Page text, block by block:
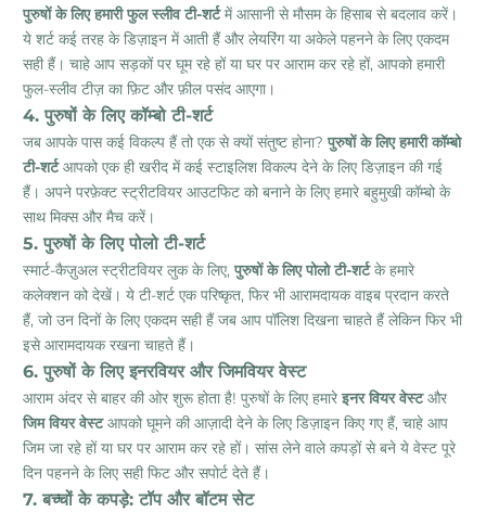
पुरुषों के लिए हमारी फुल स्लीव टी-शर्टमें आसानी से मौसम के हिसाब से बदलाव करें।
ये शर्ट कई तरह के डिज़ाइन में आती हैं और लेयरिंग या अकेले पहनने के लिए एकदम
सही हैं। चाहे आप सड़कों पर घूम रहे हों या घर पर आराम कर रहे हों, आपको हमारी
फुल-स्लीव टीज़ का फ़िट और फ़ील पसंद आएगा।
4. पुरुषों के लिए कॉम्बो टी-शर्ट
जब आपके पास कई विकल्प हैं तो एक से क्यों संतुष्ट होना? पुरुषों के लिए हमारी कॉम्बो
टी-शर्टआपको एक ही खरीद में कई स्टाइलिश विकल्प देने के लिए डिज़ाइन की गई
हैं। अपने परफ़ेक्ट स्ट्रीटवियर आउटफिट को बनाने के लिए हमारे बहुमुखी कॉम्बो के
साथ मिक्स और मैच करें।
5. पुरुषों के लिए पोलो टी-शर्ट
स्मार्ट-कैज़ुअल स्ट्रीटवियर लुक के लिए, पुरुषों के लिए पोलो टी-शर्टके हमारे
कलेक्शन को देखें। ये टी-शर्ट एक परिष्कृत, फिर भी आरामदायक वाइब प्रदान करते
हैं, जो उन दिनों के लिए एकदम सही हैं जब आप पॉलिश दिखना चाहते हैं लेकिन फिर भी
इसे आरामदायक रखना चाहते हैं।
6. पुरुषों के लिए इनरवियर और जिमवियर वेस्ट
आराम अंदर से बाहर की ओर शुरू होता है! पुरुषों के लिए हमारे इनर वियर वेस्टऔर
जिम वियर वेस्टआपको घूमने की आज़ादी देने के लिए डिज़ाइन किए गए हैं, चाहे आप
जिम जा रहे हों या घर पर आराम कर रहे हों। सांस लेने वाले कपड़ों से बने ये वेस्ट पूरे
दिन पहनने के लिए सही फिट और सपोर्ट देते हैं।
7. बच्चों के कपड़े: टॉप और बॉटम सेट